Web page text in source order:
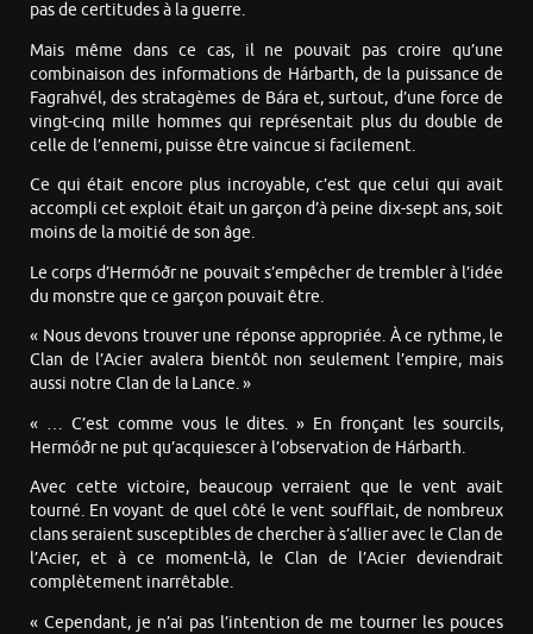
pas de certitudes à la guerre.
Mais même dans ce cas, il ne pouvait pas croire qu’une
combinaison des informations de Hárbarth, de la puissance de
Fagrahvél, des stratagèmes de Bára et, surtout, d’une force de
vingt-cinq mille hommes qui représentait plus du double de
celle de l’ennemi, puisse être vaincue si facilement.
Ce qui était encore plus incroyable, c’est que celui qui avait
accompli cet exploit était un garçon d’à peine dix-sept ans, soit
moins de la moitié de son âge.
Le corps d’Hermóðr ne pouvait s’empêcher de trembler à l’idée
du monstre que ce garçon pouvait être.
« Nous devons trouver une réponse appropriée. À ce rythme, le
Clan de l’Acier avalera bientôt non seulement l’empire, mais
aussi notre Clan de la Lance. »
« … C’est comme vous le dites. » En fronçant les sourcils,
Hermóðr ne put qu’acquiescer à l’observation de Hárbarth.
Avec cette victoire, beaucoup verraient que le vent avait
tourné. En voyant de quel côté le vent soufflait, de nombreux
clans seraient susceptibles de chercher à s’allier avec le Clan de
l’Acier, et à ce moment-là, le Clan de l’Acier deviendrait
complètement inarrêtable.
« Cependant, je n’ai pas l’intention de me tourner les pouces